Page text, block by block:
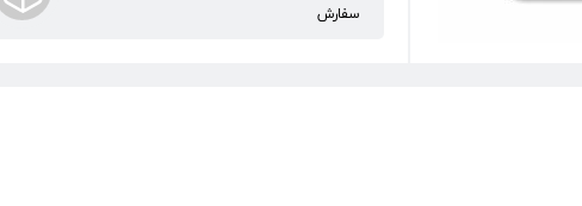
سفارش